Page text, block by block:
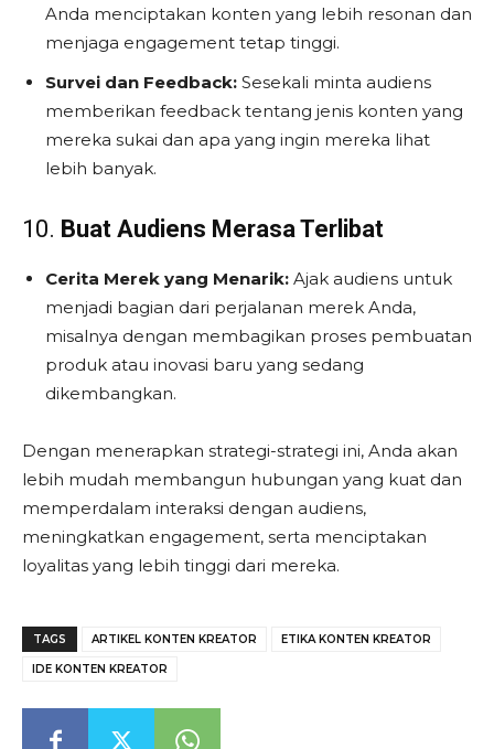
Anda menciptakan konten yang lebih resonan dan
menjaga engagement tetap tinggi.
Survei dan Feedback: Sesekali minta audiens
memberikan feedback tentang jenis konten yang
mereka sukai dan apa yang ingin mereka lihat
lebih banyak.
10. Buat Audiens Merasa Terlibat
Cerita Merek yang Menarik: Ajak audiens untuk
menjadi bagian dari perjalanan merek Anda,
misalnya dengan membagikan proses pembuatan
produk atau inovasi baru yang sedang
dikembangkan.
Dengan menerapkan strategi-strategi ini, Anda akan
lebih mudah membangun hubungan yang kuat dan
memperdalam interaksi dengan audiens,
meningkatkan engagement, serta menciptakan
loyalitas yang lebih tinggi dari mereka.
TAGS ARTIKEL KONTEN KREATOR ETIKA KONTEN KREATOR
IDE KONTEN KREATOR